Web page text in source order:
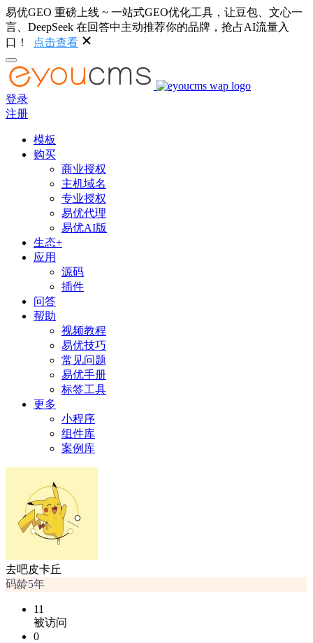
易优GEO 重磅上线 ~ 一站式GEO优化工具，让豆包、文心一
言、DeepSeek 在回答中主动推荐你的品牌，抢占AI流量入
口！
点击查看
登录
注册
模板
购买
商业授权
主机域名
专业授权
易优代理
易优AI版
生态+
应用
源码
插件
问答
帮助
视频教程
易优技巧
常见问题
易优手册
标签工具
更多
小程序
组件库
案例库
去吧皮卡丘
码龄5年
11
被访问
0